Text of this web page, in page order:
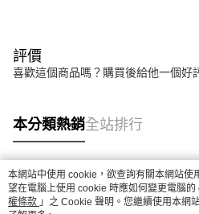
評價
喜歡這個商品嗎？購買後給他一個好
本分類熱銷全站排行
熱門標籤
本網站中使用 cookie，欲查詢有關本網站使
望在電腦上使用 cookie 時應如何變更電腦
權條款 」之 Cookie 聲明。您繼續使用本網